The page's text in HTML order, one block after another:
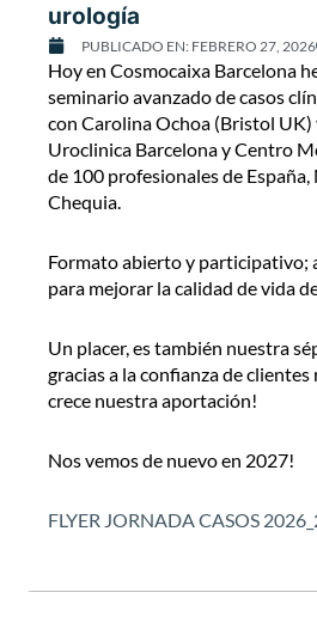
urología
PUBLICADO EN: FEBRERO 27, 2026
Hoy en Cosmocaixa Barcelona
seminario avanzado de casos
con Carolina Ochoa (Bristol UK)
Uroclinica Barcelona y Centro
de 100 profesionales de
Chequia.
Formato abierto y participativo;
para mejorar la calidad de vida
Un placer, es también nuestra
gracias a la confianza de
crece nuestra aportación!
Nos vemos de nuevo en 2027!
FLYER JORNADA CASOS